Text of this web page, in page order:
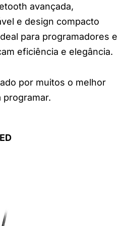
avançada,
e design compacto
para programadores e
eficiência e elegância.
por muitos o melhor
programar.